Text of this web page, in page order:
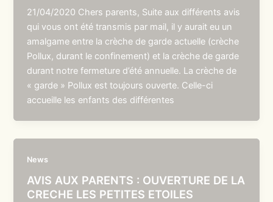
21/04/2020 Chers parents, Suite aux différents avis
qui vous ont été transmis par mail, il y aurait eu un
amalgame entre la crèche de garde actuelle (crèche
Pollux, durant le confinement) et la crèche de garde
durant notre fermeture d’été annuelle. La crèche de
« garde » Pollux est toujours ouverte. Celle-ci
accueille les enfants des différentes
News
AVIS AUX PARENTS : OUVERTURE DE LA
CRECHE LES PETITES ETOILES